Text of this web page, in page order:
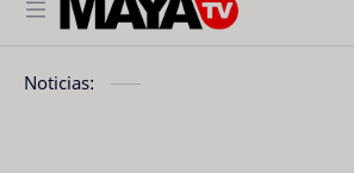
Noticias: